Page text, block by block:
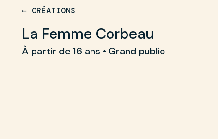
← CRÉATIONS
La Femme Corbeau
À partir de 16 ans • Grand public